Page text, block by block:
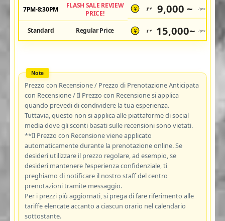
7PM-8:30PM
FLASH SALE REVIEW
PRICE!
¥ JPY 9,000 ~ /pax
Standard Regular Price ¥ JPY 15,000~ /pax
Prezzo con Recensione / Prezzo di Prenotazione Anticipata
con Recensione / Il Prezzo con Recensione si applica
quando prevedi di condividere la tua esperienza.
Tuttavia, questo non si applica alle piattaforme di social
media dove gli sconti basati sulle recensioni sono vietati.
**Il Prezzo con Recensione viene applicato
automaticamente durante la prenotazione online. Se
desideri utilizzare il prezzo regolare, ad esempio, se
desideri mantenere l'esperienza confidenziale, ti
preghiamo di notificare il nostro staff del centro
prenotazioni tramite messaggio.
Per i prezzi più aggiornati, si prega di fare riferimento alle
tariffe elencate accanto a ciascun orario nel calendario
sottostante.